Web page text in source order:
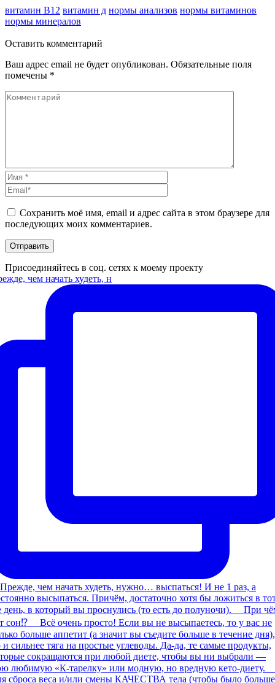
витамин В12 витамин д нормы анализов нормы витаминов
нормы минералов
Оставить комментарий
Ваш адрес email не будет опубликован. Обязательные поля
помечены *
Сохранить моё имя, email и адрес сайта в этом браузере для
последующих моих комментариев.
Присоединяйтесь в соц. сетях к моему проекту
чем начать худеть, н